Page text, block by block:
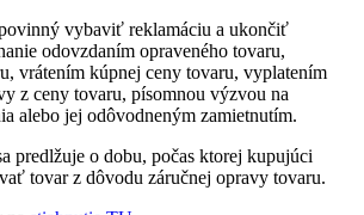
vybaviť reklamáciu a ukončiť
odovzdaním opraveného tovaru,
vrátením kúpnej ceny tovaru, vyplatením
z ceny tovaru, písomnou výzvou na
alebo jej odôvodneným zamietnutím.
predlžuje o dobu, počas ktorej kupujúci
tovar z dôvodu záručnej opravy tovaru.